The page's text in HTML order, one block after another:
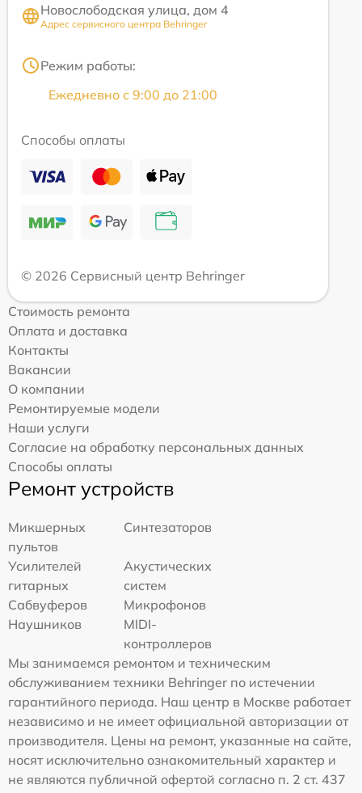
Новослободская улица, дом 4
Адрес сервисного центра Behringer
Режим работы:
Ежедневно с 9:00 до 21:00
Способы оплаты
© 2026 Сервисный центр Behringer
Стоимость ремонта
Оплата и доставка
Контакты
Вакансии
О компании
Ремонтируемые модели
Наши услуги
Согласие на обработку персональных данных
Способы оплаты
Ремонт устройств
Микшерных
пультов
Синтезаторов
Усилителей
гитарных
Акустических
систем
Сабвуферов
Микрофонов
Наушников
MIDI-
контроллеров
Мы занимаемся ремонтом и техническим
обслуживанием техники Behringer по истечении
гарантийного периода. Наш центр в Москве работает
независимо и не имеет официальной авторизации от
производителя. Цены на ремонт, указанные на сайте,
носят исключительно ознакомительный характер и
не являются публичной офертой согласно п. 2 ст. 437